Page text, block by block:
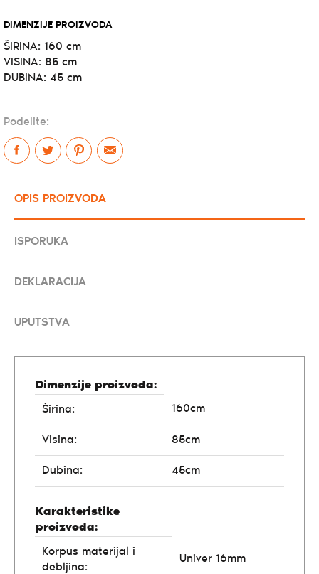
DIMENZIJE PROIZVODA
ŠIRINA: 160 cm
VISINA: 85 cm
DUBINA: 45 cm
Podelite:
OPIS PROIZVODA
ISPORUKA
DEKLARACIJA
UPUTSTVA
Dimenzije proizvoda:
Širina:
160cm
Visina: 85cm
Dubina: 45cm
Karakteristike
proizvoda:
Korpus materijal i
debljina:
Univer 16mm